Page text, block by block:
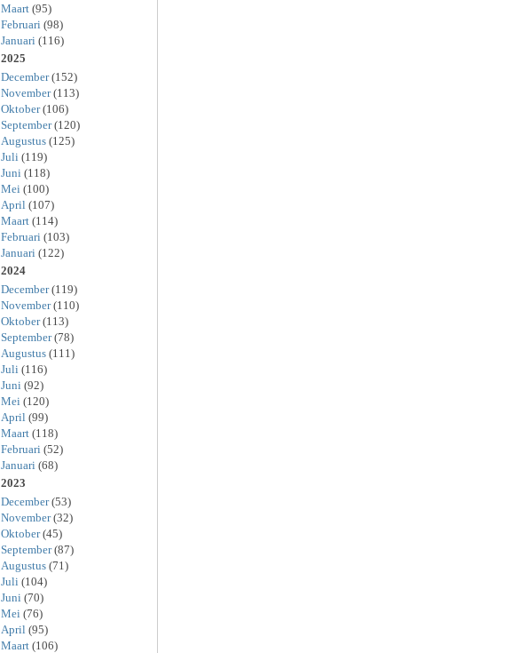
Maart (95)
Februari (98)
Januari (116)
2025
December(152)
November(113)
Oktober(106)
September(120)
Augustus (125)
Juli (119)
Juni (118)
Mei (100)
April (107)
Maart (114)
Februari (103)
Januari (122)
2024
December(119)
November(110)
Oktober(113)
September(78)
Augustus (111)
Juli (116)
Juni (92)
Mei (120)
April (99)
Maart (118)
Februari (52)
Januari (68)
2023
December(53)
November(32)
Oktober(45)
September(87)
Augustus (71)
Juli (104)
Juni (70)
Mei (76)
April (95)
Maart (106)